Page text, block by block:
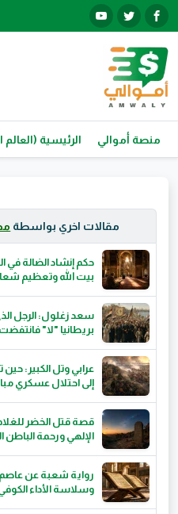
منصة أموالي الرئيسية (العالم
مقالات اخري بواسطة
حكم إنشاد الضالة في
بيت الله وتعظيم
سعد زغلول: الرجل
بريطانيا "لا"
عرابي وتل الكبير:
إلى احتلال عسكري
قصة قتل الخضر
الإلهي ورحمة الباطن
رواية شعبة عن
وسلاسة الأداء